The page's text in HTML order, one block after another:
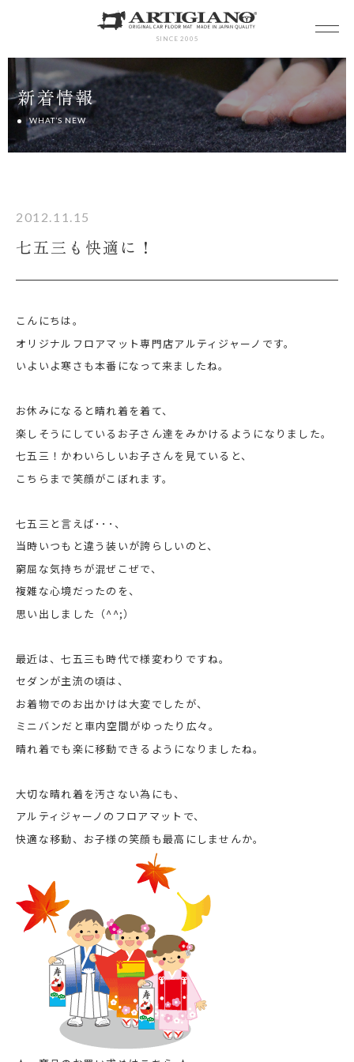
SINCE 2005
新着情報
WHAT’S NEW
2012.11.15
七五三も快適に！
こんにちは。
オリジナルフロアマット専門店アルティジャーノです。
いよいよ寒さも本番になって来ましたね。
お休みになると晴れ着を着て、
楽しそうにしているお子さん達をみかけるようになりました。
七五三！かわいらしいお子さんを見ていると、
こちらまで笑顔がこぼれます。
七五三と言えば･･･、
当時いつもと違う装いが誇らしいのと、
窮屈な気持ちが混ぜこぜで、
複雑な心境だったのを、
思い出しました（^^;）
最近は、七五三も時代で様変わりですね。
セダンが主流の頃は、
お着物でのお出かけは大変でしたが、
ミニバンだと車内空間がゆったり広々。
晴れ着でも楽に移動できるようになりましたね。
大切な晴れ着を汚さない為にも、
アルティジャーノのフロアマットで、
快適な移動、お子様の笑顔も最高にしませんか。